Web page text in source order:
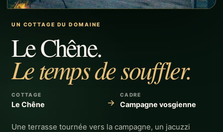
UN COTTAGE DU DOMAINE
Le Chêne.
Le temps de souffler.
COTTAGE
Le Chêne →
CADRE
Campagne vosgienne
Une terrasse tournée vers la campagne, un jacuzzi